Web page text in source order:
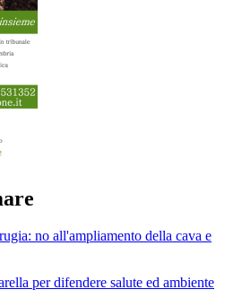
no all'ampliamento della cava e
per difendere salute ed ambiente